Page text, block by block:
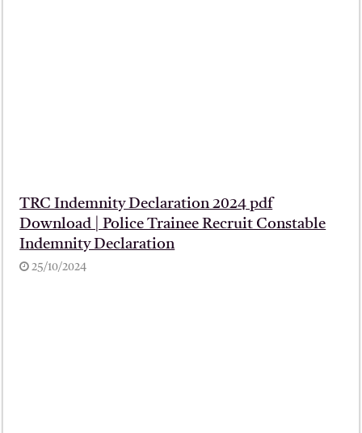
TRC Indemnity Declaration 2024 pdf
Download | Police Trainee Recruit Constable
Indemnity Declaration
25/10/2024